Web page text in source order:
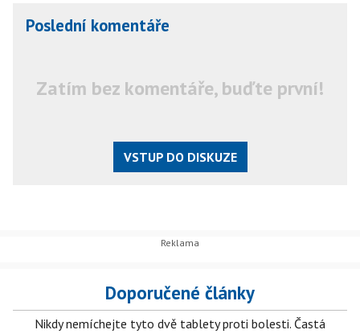
Poslední komentáře
Zatím bez komentáře, buďte první!
VSTUP DO DISKUZE
Doporučené články
Nikdy nemíchejte tyto dvě tablety proti bolesti. Častá